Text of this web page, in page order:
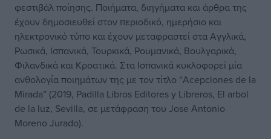
φεστιβάλ ποίησης. Ποιήματα, διηγήματα και άρθρα της
έχουν δημοσιευθεί στον περιοδικό, ημερήσιο και
ηλεκτρονικό τύπο και έχουν μεταφραστεί στα Αγγλικά,
Ρωσικά, Ισπανικά, Τουρκικά, Ρουμανικά, Βουλγαρικά,
Φιλανδικά και Κροατικά. Στα Ισπανικά κυκλοφορεί μία
ανθολογία ποιημάτων της με τον τίτλο “Acepciones de la
Mirada” (2019, Padilla Libros Editores y Libreros, El arbol
de la luz, Sevilla, σε μετάφραση του Jose Antonio
Moreno Jurado).